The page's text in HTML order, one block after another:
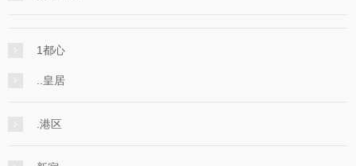
1都心
..皇居
.港区